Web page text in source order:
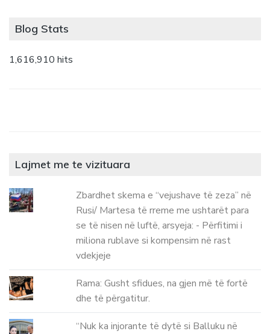
Blog Stats
1,616,910 hits
Lajmet me te vizituara
Zbardhet skema e “vejushave të zeza” në
Rusi/ Martesa të rreme me ushtarët para
se të nisen në luftë, arsyeja: - Përfitimi i
miliona rublave si kompensim në rast
vdekjeje
Rama: Gusht sfidues, na gjen më të fortë
dhe të përgatitur.
“Nuk ka injorante të dytë si Balluku në